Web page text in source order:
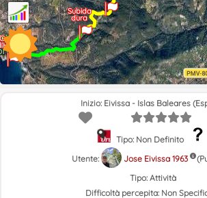
Cala
Subida
dura
Inizio: Eivissa - Islas Baleares
Tipo: Non Definito
Utente:
Jose Eivissa 1963
Tipo: Attività
Difficoltà percepita: Non